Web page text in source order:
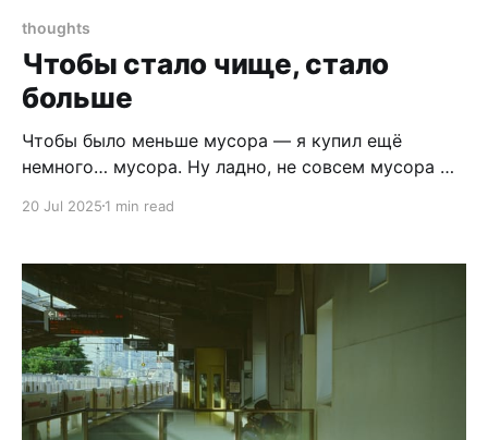
thoughts
Чтобы стало чище, стало
больше
Чтобы было меньше мусора — я купил ещё
немного… мусора. Ну ладно, не совсем мусора —
организовать и использовать пространство
специальные боксы и вставки в ящики, которые
помогают «правильно» поставить вещи. Надо
разобрать полку с камерами. Купил в
20 Jul 2025 1 min read